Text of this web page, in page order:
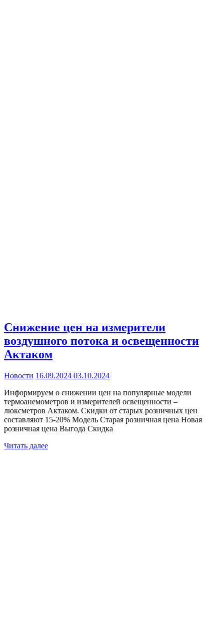
Снижение цен на измерители
воздушного потока и освещенности
Актаком
Новости 16.09.2024 03.10.2024
Информируем о снижении цен на популярные модели
термоанемометров и измерителей освещенности –
люксметров Актаком. Скидки от старых розничных цен
составляют 15-20% Модель Старая розничная цена Новая
розничная цена Выгода Скидка
Читать далее